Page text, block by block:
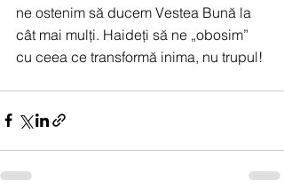
ne ostenim să ducem Vestea Bună la
cât mai mulți. Haideți să ne „obosim”
cu ceea ce transformă inima, nu trupul!